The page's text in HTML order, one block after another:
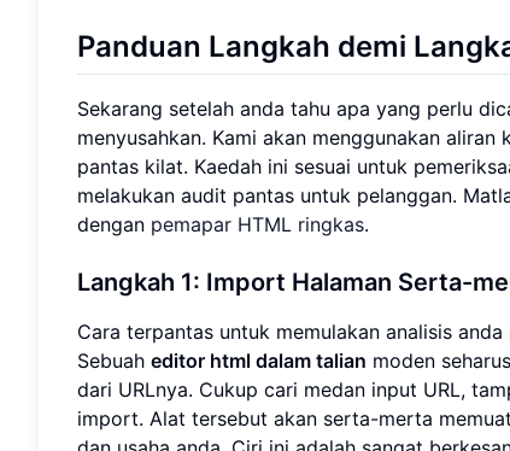
Panduan Langkah demi
Sekarang setelah anda tahu apa yang perlu
menyusahkan. Kami akan menggunakan
pantas kilat. Kaedah ini sesuai untuk
melakukan audit pantas untuk pelanggan.
dengan pemapar HTML ringkas.
Langkah 1: Import Halaman Serta-
Cara terpantas untuk memulakan analisis
Sebuah editor html dalam talian moden
dari URLnya. Cukup cari medan input URL,
import. Alat tersebut akan serta-merta